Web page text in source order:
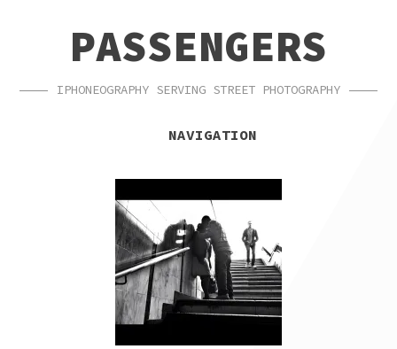
NAVIGATIONPASSENGERS
IPHONEOGRAPHY SERVING STREET PHOTOGRAPHY
NAVIGATION